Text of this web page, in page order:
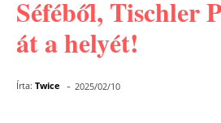
Séféből, Tischler
át a helyét!
Írta: Twice - 2025/02/10